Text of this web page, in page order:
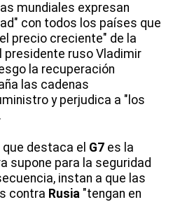
mundiales expresan
con todos los países que
precio creciente" de la
presidente ruso Vladimir
la recuperación
las cadenas
y perjudica a "los
destaca el G7 es la
supone para la seguridad
instan a que las
contra Rusia "tengan en